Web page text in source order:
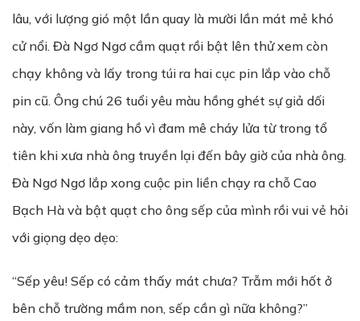
lâu, với lượng gió một lần quay là mười lần mát mẻ khó
cử nổi. Đà Ngơ Ngơ cầm quạt rồi bật lên thử xem còn
chạy không và lấy trong túi ra hai cục pin lắp vào chỗ
pin cũ. Ông chú 26 tuổi yêu màu hồng ghét sự giả dối
này, vốn làm giang hồ vì đam mê cháy lửa từ trong tổ
tiên khi xưa nhà ông truyền lại đến bây giờ của nhà ông.
Đà Ngơ Ngơ lắp xong cuộc pin liền chạy ra chỗ Cao
Bạch Hà và bật quạt cho ông sếp của mình rồi vui vẻ hỏi
với giọng dẹo dẹo:
“Sếp yêu! Sếp có cảm thấy mát chưa? Trẫm mới hốt ở
bên chỗ trường mầm non, sếp cần gì nữa không?”